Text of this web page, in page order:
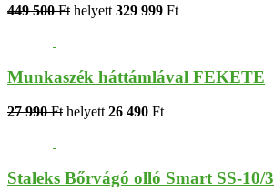
449 500 Ft helyett 329 999 Ft
Munkaszék háttámlával FEKETE
27 990 Fthelyett26 490 Ft
Staleks Bőrvágó olló Smart SS-10/3